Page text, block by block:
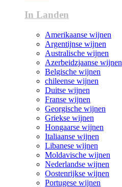
In Landen
Amerikaanse wijnen
Argentijnse wijnen
Australische wijnen
Azerbeidzjaanse wijnen
Belgische wijnen
chileense wijnen
Duitse wijnen
Franse wijnen
Georgische wijnen
Griekse wijnen
Hongaarse wijnen
Italiaanse wijnen
Libanese wijnen
Moldavische wijnen
Nederlandse wijnen
Oostenrijkse wijnen
Portugese wijnen